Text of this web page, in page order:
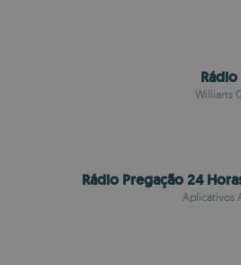
Rádio
Williarts
Rádio Pregação 24
Aplicativos